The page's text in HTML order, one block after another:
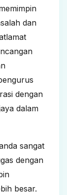
dan
dengan
dalam
sangat
dengan
besar.